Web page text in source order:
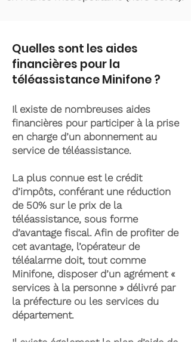
Quelles sont les aides
financières pour la
téléassistance Minifone ?
Il existe de nombreuses aides
financières pour participer à la prise
en charge d’un abonnement au
service de téléassistance.
La plus connue est le crédit
d’impôts, conférant une réduction
de 50% sur le prix de la
téléassistance, sous forme
d’avantage fiscal. Afin de profiter de
cet avantage, l’opérateur de
téléalarme doit, tout comme
Minifone, disposer d’un agrément «
services à la personne » délivré par
la préfecture ou les services du
département.
Il existe également le plan d’aide de